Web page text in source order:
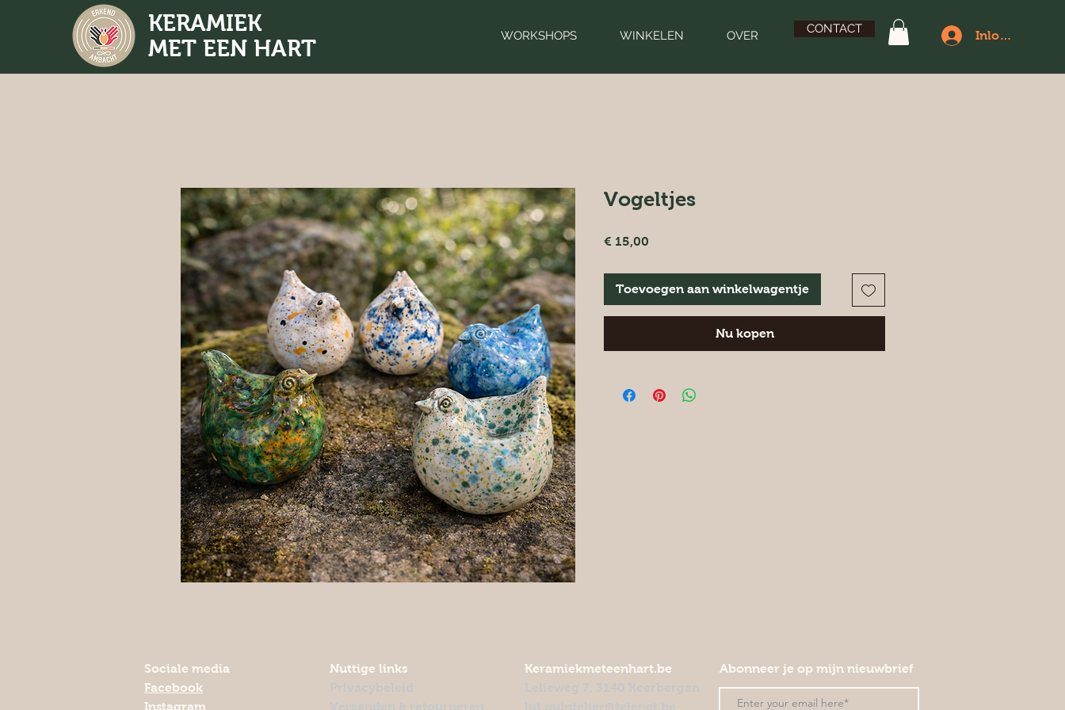
KERAMIEK
MET EEN HART
WORKSHOPS WINKELEN OVER CONTACT Inloggen
Vogeltjes
€ 15,00
Toevoegen aan winkelwagentje
Nu kopen
Sociale media
Facebook
Instagram
Nuttige links
Keramiekmeteenhart.be
Abonneer je op mijn nieuwbrief